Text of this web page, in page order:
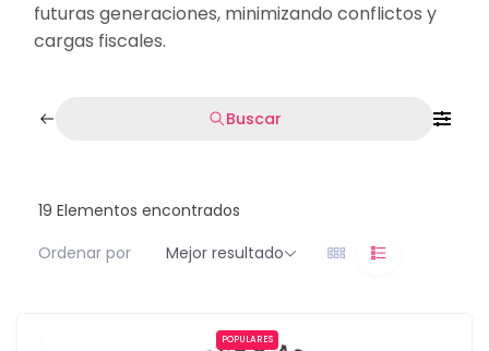
futuras generaciones, minimizando conflictos y
cargas fiscales.
Buscar
19 Elementos encontrados
Ordenar por
Mejor resultado
POPULARES